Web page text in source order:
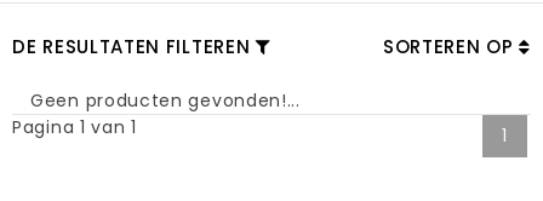
DE RESULTATEN FILTEREN SORTEREN OP
Geen producten gevonden!...
Pagina 1 van 1
1